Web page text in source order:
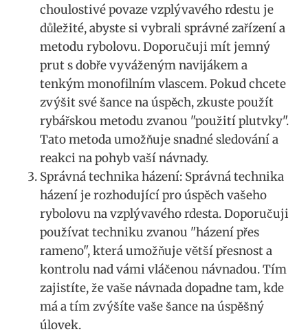
choulostivé povaze vzplývavého rdestu ⁤je
důležité, abyste ​si vybrali správné zařízení a
metodu‍ rybolovu. Doporučuji mít jemný
prut s dobře vyváženým navijákem a
tenkým monofilním vlascem.⁣ Pokud chcete
zvýšit své​ šance na úspěch,⁣ zkuste použít
⁢rybářskou‌ metodu⁢ zvanou "použití plutvky".⁢
Tato metoda umožňuje ‍snadné sledování a
reakci na pohyb vaší návnady.
Správná technika házení:⁢ Správná technika
házení‌ je rozhodující pro​ úspěch vašeho
rybolovu na vzplývavého​ rdesta. Doporučuji
používat techniku zvanou "házení přes
rameno",⁢ která umožňuje větší přesnost a
kontrolu nad vámi vláčenou⁤ návnadou.⁢ Tím
zajistíte, ⁣že vaše ⁤návnada dopadne tam, kde
má a tím zvýšíte vaše šance ​na úspěšný
úlovek.